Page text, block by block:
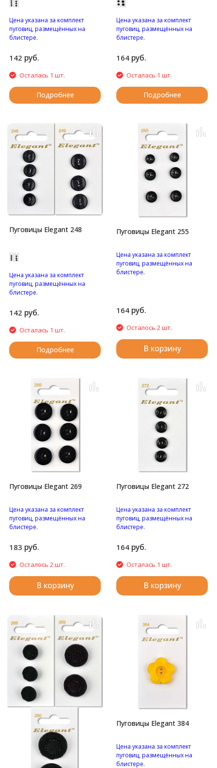
Цена указана за комплект
пуговиц, размещённых на
блистере.
отверстиями.
142 руб.
Осталась 1 шт.
Подробнее
Цена указана за комплект
пуговиц, размещённых на
блистере.
164 руб.
Осталась 1 шт.
Подробнее
Пуговицы Elegant 248
Цена указана за комплект
пуговиц, размещённых на
блистере.
отверстиями.
142 руб.
Осталась 1 шт.
Подробнее
Пуговицы Elegant 255
Цена указана за комплект
пуговиц, размещённых на
блистере.
164 руб.
Осталось 2 шт.
В корзину
Пуговицы Elegant 269
Цена указана за комплект
пуговиц, размещённых на
блистере.
отверстиями.
183 руб.
Осталось 2 шт.
В корзину
Пуговицы Elegant 272
Цена указана за комплект
пуговиц, размещённых на
блистере.
отверстиями.
164 руб.
Осталась 1 шт.
В корзину
Пуговицы Elegant 384
Цена указана за комплект
пуговиц, размещённых на
блистере.